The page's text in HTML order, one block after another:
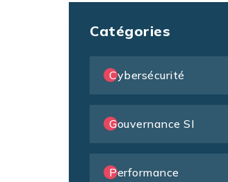
Catégories
Cybersécurité
Gouvernance SI
Performance